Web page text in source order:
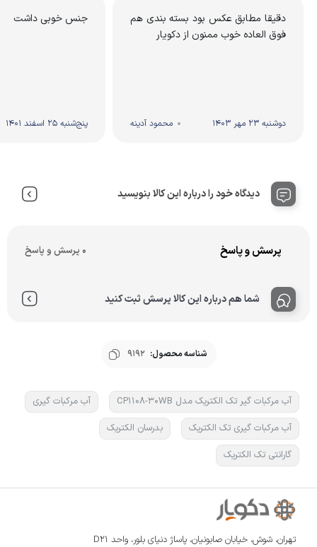
دقیقا مطابق عکس بود بسته بندی هم
فوق العاده خوب ممنون از دکویار
دوشنبه 23 مهر 1403 محمود آدینه
جنس خوبی داشت
پنج‌شنبه 25 اسفند 1401
دیدگاه خود را درباره این کالا بنویسید
پرسش و پاسخ 0 پرسش و پاسخ
شما هم درباره این کالا پرسش ثبت کنید
شناسه محصول: 9192
آب مرکبات گیر تک الکتریک مدل CP1108-30WB
آب مرکبات گیری
آب مرکبات گیری تک الکتریک
بدرسان الکتریک
گارانتی تک الکتریک
تهران، شوش، خیابان صابونیان، پاساژ دنیای بلور، واحد D21